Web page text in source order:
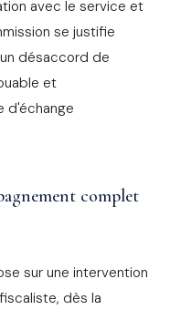
avec le service et
se justifie
désaccord de
et
d'échange
complet
sur une intervention
dès la